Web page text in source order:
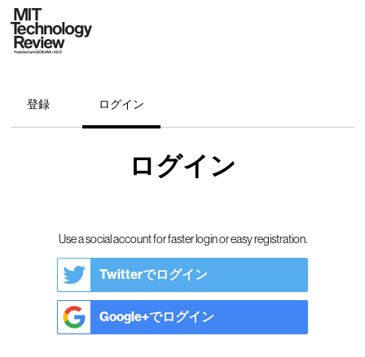
登録 ログイン
ログイン
Use a social account for faster login or easy registration.
Twitterでログイン
Google+でログイン